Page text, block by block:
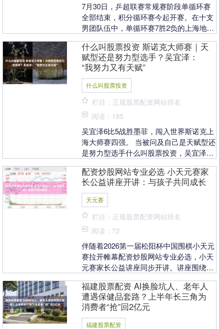
7月30日，乒超联赛常规赛阶段单循环赛
全部结束，积分循环赛今起开赛。在十支
男团队伍中，单循环赛7胜2负的上海地产
和黄石东楚队....
什么叫股票投资 斯诺克大师赛｜天
赋型还是努力型选手？吴宜泽：
“我努力又有天赋”
什么叫股票投资
栏目：正规股票配资网站排名
阅读：185
吴宜泽6比5战胜墨菲，闯入世界斯诺克上
海大师赛四强。 当被问及自己是天赋型还
是努力型选手什么叫股票投资，吴宜泽给
分，我觉得没....
配资炒股网站专业必选 小天元赛家
长公益讲座开讲：与孩子共同成长
天元赛
栏目：正规股票配资网站排名
阅读：72
伴随着2026第一届松阳杯中国围棋小天元
赛拉开帷幕配资炒股网站专业必选，小天
元赛家长公益讲座同步开讲。讲座围绕围
内容，帮助家....
福建股票配资 AI换脸坑人、老年人
遭遇保健品套路？上半年长三角为
消费者“抢”回2亿元
福建股票配资